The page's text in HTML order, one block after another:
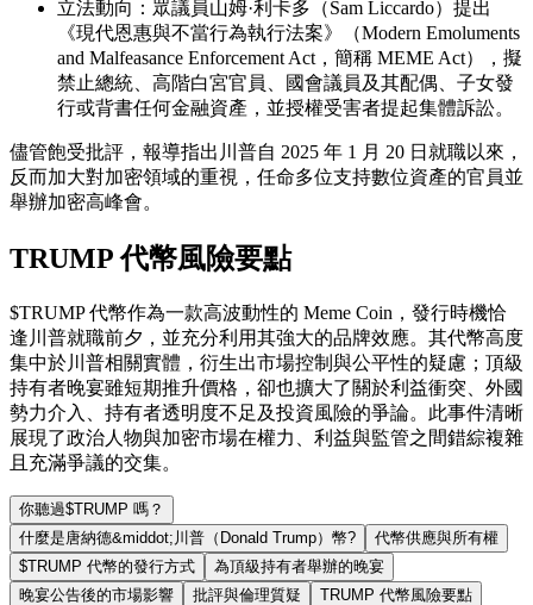
立法動向：眾議員山姆·利卡多（Sam Liccardo）提出
《現代恩惠與不當行為執行法案》（Modern Emoluments
and Malfeasance Enforcement Act，簡稱 MEME Act），擬
禁止總統、高階白宮官員、國會議員及其配偶、子女發
行或背書任何金融資產，並授權受害者提起集體訴訟。
儘管飽受批評，報導指出川普自 2025 年 1 月 20 日就職以來，
反而加大對加密領域的重視，任命多位支持數位資產的官員並
舉辦加密高峰會。
TRUMP 代幣風險要點
$TRUMP 代幣作為一款高波動性的 Meme Coin，發行時機恰
逢川普就職前夕，並充分利用其強大的品牌效應。其代幣高度
集中於川普相關實體，衍生出市場控制與公平性的疑慮；頂級
持有者晚宴雖短期推升價格，卻也擴大了關於利益衝突、外國
勢力介入、持有者透明度不足及投資風險的爭論。此事件清晰
展現了政治人物與加密市場在權力、利益與監管之間錯綜複雜
且充滿爭議的交集。
你聽過$TRUMP 嗎？
什麼是唐納德&middot;川普（Donald Trump）幣?
代幣供應與所有權
$TRUMP 代幣的發行方式
為頂級持有者舉辦的晚宴
晚宴公告後的市場影響
批評與倫理質疑 TRUMP 代幣風險要點